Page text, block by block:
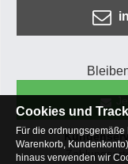
Cookies und
Für die
Warenkorb,
hinaus verwenden wir